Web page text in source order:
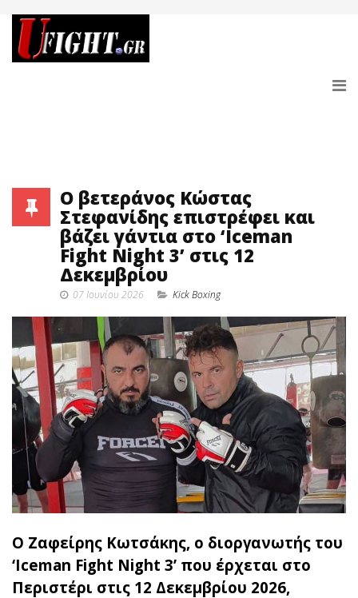
Ο βετεράνος Κώστας
Στεφανίδης επιστρέφει και
βάζει γάντια στο ‘Iceman
Fight Night 3’ στις 12
Δεκεμβρίου
07 Ιουνίου 2026 Κick Boxing
Ο Ζαφείρης Κωτσάκης, ο διοργανωτής του
‘Iceman Fight Night 3’ που έρχεται στο
Περιστέρι στις 12 Δεκεμβρίου 2026,